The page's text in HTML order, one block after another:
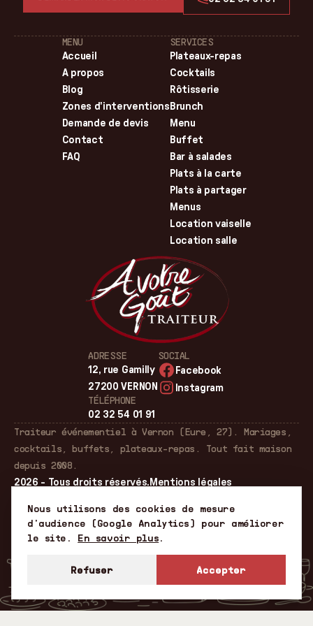
MENU
Accueil
A propos
Blog
Zones d'interventions
Demande de devis
Contact
FAQ
SERVICES
Plateaux-repas
Cocktails
Rôtisserie
Brunch
Menu
Buffet
Bar à salades
Plats à la carte
Plats à partager
Menus
Location vaiselle
Location salle
ADRESSE
12, rue Gamilly
27200 VERNON
TÉLÉPHONE
02 32 54 01 91
SOCIAL
Facebook
Instagram
Traiteur événementiel à Vernon (Eure, 27). Mariages,
cocktails, buffets, plateaux-repas. Tout fait maison
depuis 2008.
2026 - Tous droits réservés.Mentions légales
Nous utilisons des cookies de mesure
d'audience (Google Analytics) pour améliorer
le site. En savoir plus.
Refuser Accepter